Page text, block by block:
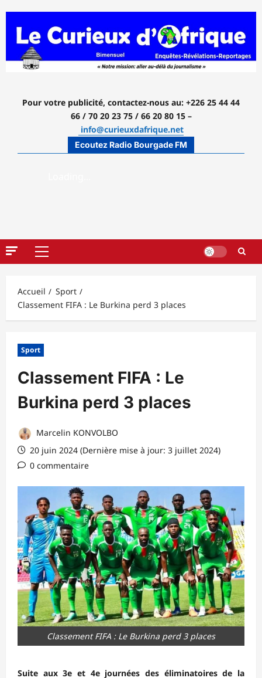
contenu
Pour votre publicité, contactez-nous au: +226 25 44 44
66 / 70 20 23 75 / 66 20 80 15 –
info@curieuxdafrique.net
Ecoutez Radio Bourgade FM
Menu
Accueil
Sport
Classement FIFA : Le Burkina perd 3 places
Sport
Classement FIFA : Le
Burkina perd 3 places
Marcelin KONVOLBO
20 juin 2024 (Dernière mise à jour: 3 juillet 2024)
0 commentaire
Classement FIFA : Le Burkina perd 3 places
Suite aux 3e et 4e journées des éliminatoires de la